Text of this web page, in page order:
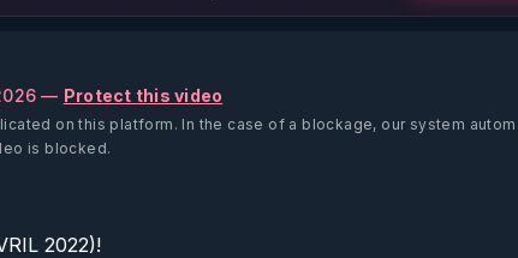
— Protect this video
on this platform. In the case of a blockage, our system
is blocked.
2022)!